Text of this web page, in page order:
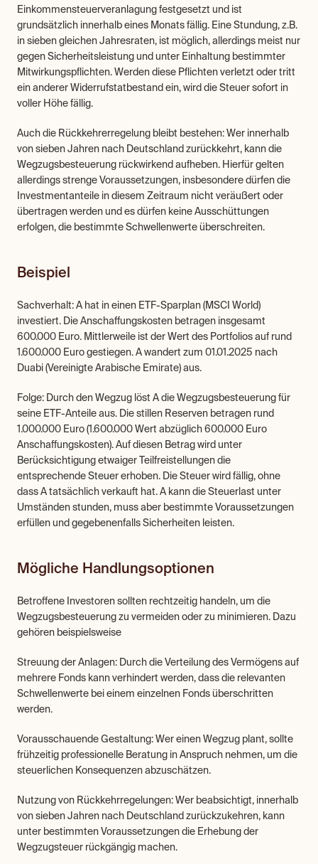
Einkommensteuerveranlagung festgesetzt und ist
grundsätzlich innerhalb eines Monats fällig. Eine Stundung, z.B.
in sieben gleichen Jahresraten, ist möglich, allerdings meist nur
gegen Sicherheitsleistung und unter Einhaltung bestimmter
Mitwirkungspflichten. Werden diese Pflichten verletzt oder tritt
ein anderer Widerrufstatbestand ein, wird die Steuer sofort in
voller Höhe fällig.
Auch die Rückkehrerregelung bleibt bestehen: Wer innerhalb
von sieben Jahren nach Deutschland zurückkehrt, kann die
Wegzugsbesteuerung rückwirkend aufheben. Hierfür gelten
allerdings strenge Voraussetzungen, insbesondere dürfen die
Investmentanteile in diesem Zeitraum nicht veräußert oder
übertragen werden und es dürfen keine Ausschüttungen
erfolgen, die bestimmte Schwellenwerte überschreiten.
Beispiel
Sachverhalt: A hat in einen ETF-Sparplan (MSCI World)
investiert. Die Anschaffungskosten betragen insgesamt
600.000 Euro. Mittlerweile ist der Wert des Portfolios auf rund
1.600.000 Euro gestiegen. A wandert zum 01.01.2025 nach
Duabi (Vereinigte Arabische Emirate) aus.
Folge: Durch den Wegzug löst A die Wegzugsbesteuerung für
seine ETF-Anteile aus. Die stillen Reserven betragen rund
1.000.000 Euro (1.600.000 Wert abzüglich 600.000 Euro
Anschaffungskosten). Auf diesen Betrag wird unter
Berücksichtigung etwaiger Teilfreistellungen die
entsprechende Steuer erhoben. Die Steuer wird fällig, ohne
dass A tatsächlich verkauft hat. A kann die Steuerlast unter
Umständen stunden, muss aber bestimmte Voraussetzungen
erfüllen und gegebenenfalls Sicherheiten leisten.
Mögliche Handlungsoptionen
Betroffene Investoren sollten rechtzeitig handeln, um die
Wegzugsbesteuerung zu vermeiden oder zu minimieren. Dazu
gehören beispielsweise
Streuung der Anlagen: Durch die Verteilung des Vermögens auf
mehrere Fonds kann verhindert werden, dass die relevanten
Schwellenwerte bei einem einzelnen Fonds überschritten
werden.
Vorausschauende Gestaltung: Wer einen Wegzug plant, sollte
frühzeitig professionelle Beratung in Anspruch nehmen, um die
steuerlichen Konsequenzen abzuschätzen.
Nutzung von Rückkehrregelungen: Wer beabsichtigt, innerhalb
von sieben Jahren nach Deutschland zurückzukehren, kann
unter bestimmten Voraussetzungen die Erhebung der
Wegzugsteuer rückgängig machen.